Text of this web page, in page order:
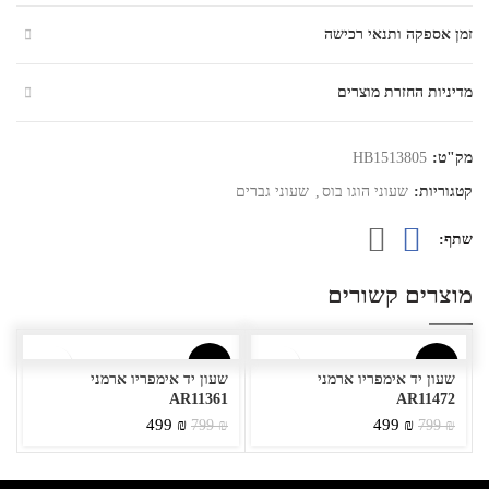
זמן אספקה ותנאי רכישה
מדיניות החזרת מוצרים
מק"ט: HB1513805
קטגוריות: שעוני הוגו בוס , שעוני גברים
שתף
מוצרים קשורים
שעון יד אימפריו ארמני
AR11472
799₪
המחיר
499 ₪
המחיר
שעון יד אימפריו ארמני
AR11361
799₪
המחיר
499 ₪
המחיר